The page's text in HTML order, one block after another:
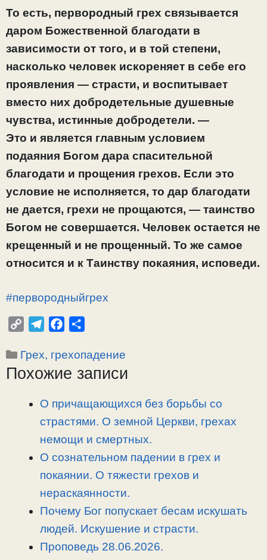
То есть, первородный грех связывается
даром Божественной благодати в
зависимости от того, и в той степени,
насколько человек искореняет в себе его
проявления — страсти, и воспитывает
вместо них добродетельные душевные
чувства, истинные добродетели. —
Это и является главным условием
подаяния Богом дара спасительной
благодати и прощения грехов. Если это
условие не исполняется, то дар благодати
не дается, грехи не прощаются, — таинство
Богом не совершается. Человек остается не
крещенный и не прощенный. То же самое
относится и к Таинству покаяния, исповеди.
#первородныйгрех
p
y
e
r
c
e
o
п
р
в
Рубрики
Грех, грехопадение
Похожие записи
О причащающихся без борьбы со
страстями. О земной Церкви, грехах
немощи и смертных.
О сознательном падении в грех и
покаянии. О тяжести грехов и
нераскаянности.
Почему Бог попускает бесам искушать
людей. Искушение и страсти.
Проповедь 28.06.2026.